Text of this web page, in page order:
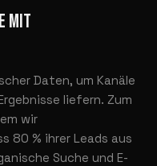
MIT
Daten, um Kanäle
liefern. Zum
wir
80 % ihrer Leads aus
Suche und E-